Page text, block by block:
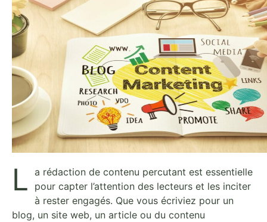
L a rédaction de contenu percutant est essentielle
pour capter l’attention des lecteurs et les inciter
à rester engagés. Que vous écriviez pour un
blog, un site web, un article ou du contenu